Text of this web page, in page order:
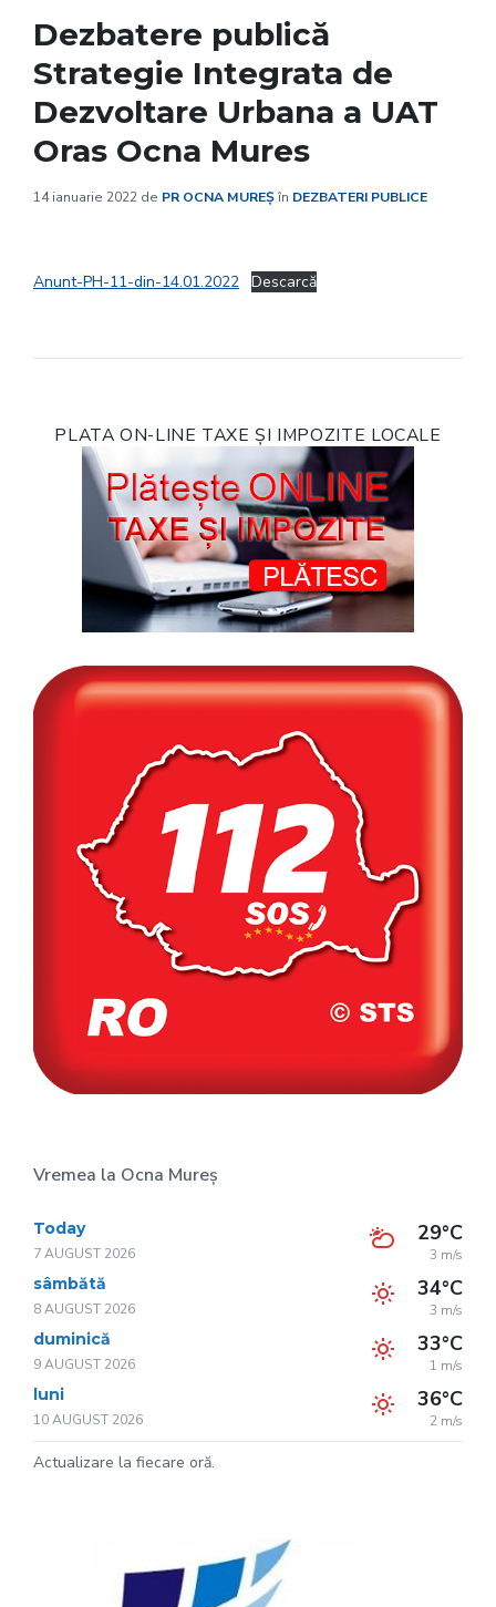
Dezbatere publică
Strategie Integrata de
Dezvoltare Urbana a UAT
Oras Ocna Mures
14 ianuarie 2022 de PR OCNA MUREȘîn DEZBATERI PUBLICE
Anunt-PH-11-din-14.01.2022 Descarcă
PLATA ON-LINE TAXE ȘI IMPOZITE LOCALE
Vremea la Ocna Mureș
Today
7 AUGUST 2026
29°C
3 m/s
sâmbătă
8 AUGUST 2026
34°C
3 m/s
duminică
9 AUGUST 2026
33°C
1 m/s
luni
10 AUGUST 2026
36°C
2 m/s
Actualizare la fiecare oră.